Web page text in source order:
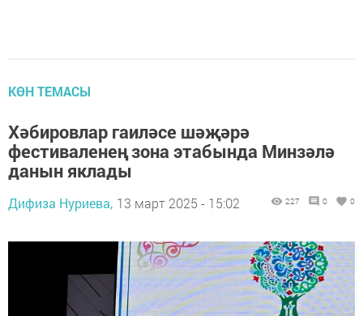
КӨН ТЕМАСЫ
Хәбировлар гаиләсе шәҗәрә
фестиваленең зона этабында Минзәлә
данын яклады
Дифиза Нуриева, 13 март 2025 - 15:02 227 0 0